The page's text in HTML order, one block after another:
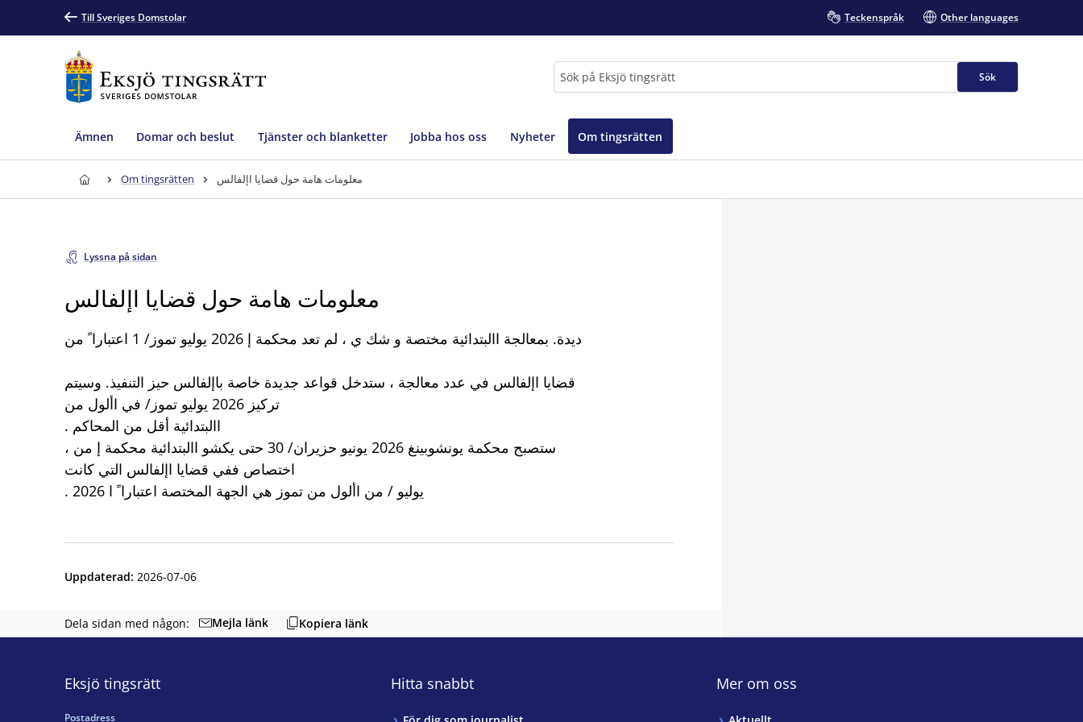
Till Sveriges Domstolar Teckenspråk Other languages
Sök
Ämnen Domar och beslut Tjänster och blanketter Jobba hos oss Nyheter Om tingsrätten
Om tingsrätten معلومات هامة حول قضايا اإلفالس
Lyssna på sidan
معلومات هامة حول قضايا اإلفالس
ديدة. بمعالجة االبتدائية مختصة و شك ي ، لم تعد محكمة إ 2026 يوليو تموز/ 1 اعتبارا ً من
قضايا اإلفالس في عدد معالجة ، ستدخل قواعد جديدة خاصة باإلفالس حيز التنفيذ. وسيتم
تركيز 2026 يوليو تموز/ في األول من
. االبتدائية أقل من المحاكم
، ستصبح محكمة يونشوبينغ 2026 يونيو حزيران/ 30 حتى يكشو االبتدائية محكمة إ من
اختصاص ففي قضايا اإلفالس التي كانت
. 2026 يوليو / من األول من تموز هي الجهة المختصة اعتبارا ً ا
Uppdaterad: 2026-07-06
Dela sidan med någon: Mejla länk Kopiera länk
Eksjö tingsrätt
Postadress
Hitta snabbt Mer om oss